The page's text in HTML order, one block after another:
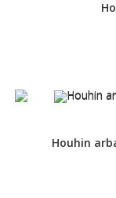
Houhin